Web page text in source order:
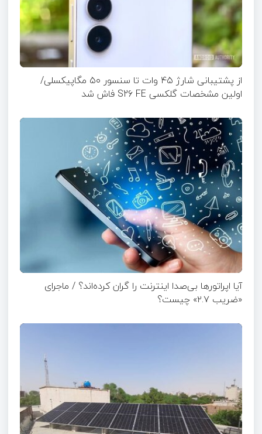
از پشتیبانی شارژ ۴۵ وات تا سنسور ۵۰ مگاپیکسلی/
اولین مشخصات گلکسی S26 FE فاش شد
آیا اپراتورها بی‌صدا اینترنت را گران کرده‌اند؟ / ماجرای
«ضریب ۲.۷» چیست؟